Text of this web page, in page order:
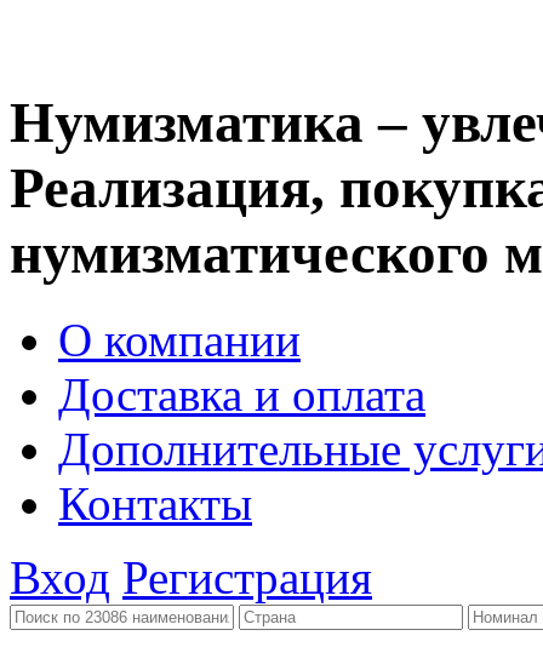
Нумизматика –
Реализация,
нумизматического
О компании
Доставка и оплата
Дополнительные
Контакты
Вход Регистрация